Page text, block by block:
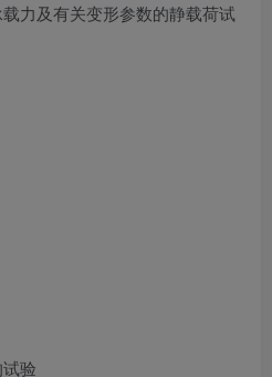
力及有关变形参数的静载荷试
验